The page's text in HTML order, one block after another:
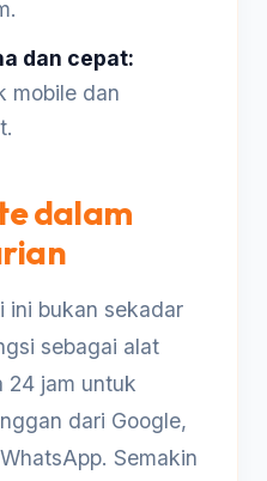
dan cepat:
mobile dan
dalam
ini bukan sekadar
sebagai alat
24 jam untuk
dari Google,
Semakin